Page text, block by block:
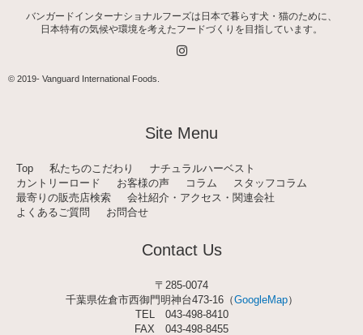
バンガードインターナショナルフーズは日本で暮らす犬・猫のために、
日本特有の気候や環境を考えたフードづくりを目指しています。
I
n
a
m
© 2019- Vanguard International Foods
Site Menu
Top 私たちのこだわり
ナチュラルハーベスト
カントリーロード
お客様の声 コラム
スタッフコラム
最寄りの販売店検索
会社紹介・アクセス・関連会社
よくあるご質問
お問合せ
Contact Us
〒285-0074
千葉県佐倉市西御門明神台473-16（GoogleMap）
TEL 043-498-8410
FAX 043-498-8455